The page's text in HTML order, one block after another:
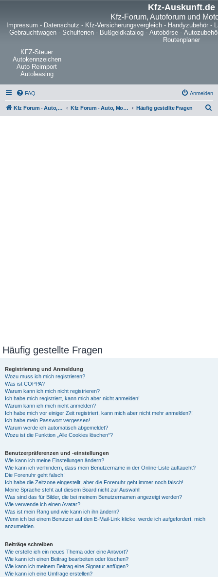
Kfz-Auskunft.de
Kfz-Forum, Autoforum und
Impressum - Datenschutz - Kfz-Versicherungsvergleich - Handyzubehör -
Gebrauchtwagen- Schulferien- Bußgeldkatalog- Autobörse-
Routenplaner
KFZ-Steuer
Autokennzeichen
Auto Reimport
Autoleasing
FAQ Anmelden
Kfz Forum - Auto, Motorrad und LKW Kfz Forum - Auto, Motorrad und LKW Häufig gestellte Fragen
Häufig gestellte Fragen
Registrierung und Anmeldung
Wozu muss ich mich registrieren?
Was ist COPPA?
Warum kann ich mich nicht registrieren?
Ich habe mich registriert, kann mich aber nicht anmelden!
Warum kann ich mich nicht anmelden?
Ich habe mich vor einiger Zeit registriert, kann mich aber nicht mehr anmelden?!
Ich habe mein Passwort vergessen!
Warum werde ich automatisch abgemeldet?
Wozu ist die Funktion „Alle Cookies löschen“?
Benutzerpräferenzen und -einstellungen
Wie kann ich meine Einstellungen ändern?
Wie kann ich verhindern, dass mein Benutzername in der Online-Liste auftaucht?
Die Forenuhr geht falsch!
Ich habe die Zeitzone eingestellt, aber die Forenuhr geht immer noch falsch!
Meine Sprache steht auf diesem Board nicht zur Auswahl!
Was sind das für Bilder, die bei meinem Benutzernamen angezeigt werden?
Wie verwende ich einen Avatar?
Was ist mein Rang und wie kann ich ihn ändern?
Wenn ich bei einem Benutzer auf den E-Mail-Link klicke, werde ich aufgefordert, mich
anzumelden.
Beiträge schreiben
Wie erstelle ich ein neues Thema oder eine Antwort?
Wie kann ich einen Beitrag bearbeiten oder löschen?
Wie kann ich meinem Beitrag eine Signatur anfügen?
Wie kann ich eine Umfrage erstellen?